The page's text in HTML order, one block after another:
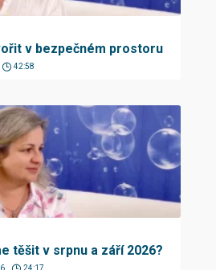
v bezpečném prostoru
42:58
těšit v srpnu a září 2026?
24:17